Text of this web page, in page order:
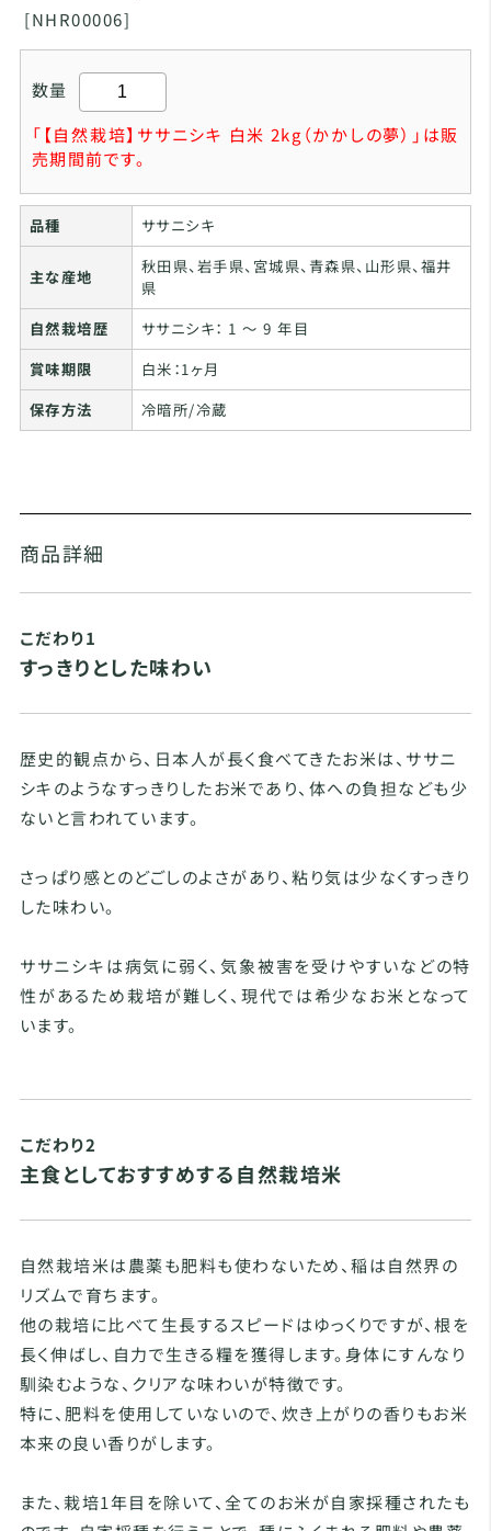
[NHR00006]
数量
「【自然栽培】ササニシキ 白米 2kg（かかしの夢）」は販
売期間前です。
品種 ササニシキ
主な産地
秋田県、岩手県、宮城県、青森県、山形県、福井
県
自然栽培歴
ササニシキ： 1 ～ 9 年目
賞味期限
白米：1ヶ月
保存方法
冷暗所/冷蔵
商品詳細
こだわり1
すっきりとした味わい
歴史的観点から、日本人が長く食べてきたお米は、ササニ
シキのようなすっきりしたお米であり、体への負担なども少
ないと言われています。
さっぱり感とのどごしのよさがあり、粘り気は少なくすっきり
した味わい。
ササニシキは病気に弱く、気象被害を受けやすいなどの特
性があるため栽培が難しく、現代では希少なお米となって
います。
こだわり2
主食としておすすめする自然栽培米
自然栽培米は農薬も肥料も使わないため、稲は自然界の
リズムで育ちます。
他の栽培に比べて生長するスピードはゆっくりですが、根を
長く伸ばし、自力で生きる糧を獲得します。身体にすんなり
馴染むような、クリアな味わいが特徴です。
特に、肥料を使用していないので、炊き上がりの香りもお米
本来の良い香りがします。
また、栽培1年目を除いて、全てのお米が自家採種されたも